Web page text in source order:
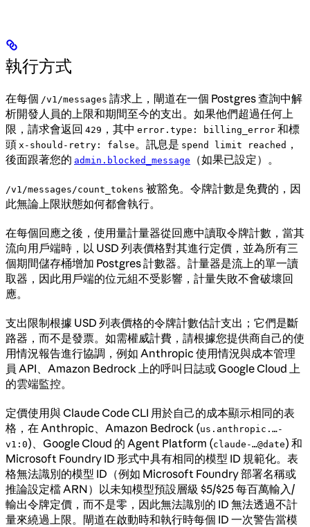
執行方式
在每個 /v1/messages 請求上，閘道在一個 Postgres 查詢中解
析開發人員的上限和期間至今的支出。如果他們超過任何上
限，請求會返回 429 ，其中 error.type: billing_error 和標
頭 x-should-retry: false。訊息是 spend limit reached ，
後面跟著您的 admin.blocked_message （如果已設定）。
/v1/messages/count_tokens 被豁免。令牌計數是免費的，因
此無論上限狀態如何都會執行。
在每個回應之後，使用量計量器從回應中讀取令牌計數，當其
流向用戶端時，以 USD 列表價格對其進行定價，並為所有三
個期間儲存桶增加 Postgres 計數器。計量器是流上的單一讀
取器，因此用戶端的位元組不受影響，計量失敗不會破壞回
應。
支出限制根據 USD 列表價格的令牌計數估計支出；它們是斷
路器，而不是發票。如需權威計費，請根據您提供商自己的使
用情況報告進行協調，例如 Anthropic 使用情況與成本管理
員 API、Amazon Bedrock 上的呼叫日誌或 Google Cloud 上
的雲端監控。
定價使用與 Claude Code CLI 用於自己的成本顯示相同的表
格，在 Anthropic、Amazon Bedrock (us.anthropic.…-
v1:0)、Google Cloud 的 Agent Platform (claude-…@date) 和
Microsoft Foundry ID 形式中具有相同的模型 ID 規範化。表
格無法識別的模型 ID（例如 Microsoft Foundry 部署名稱或
推論設定檔 ARN）以未知模型預設層級 $5/$25 每百萬輸入/
輸出令牌定價，而不是零，因此無法識別的 ID 無法透過不計
量來繞過上限。閘道在啟動時和執行時每個 ID 一次警告當模